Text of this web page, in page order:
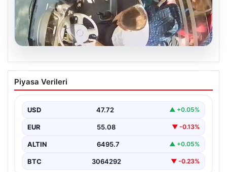
Otobüste Rahatsızlanan Yolcu Şoförün
Hızlı Müdahalesi ile Hastaneye
Trabzon'da halk otobüsünde aniden rahatsızlanan 76
Sinan…
Piyasa Verileri
USD 47.72 ▲ +0.05%
EUR 55.08 ▼ -0.13%
ALTIN 6495.7 ▲ +0.05%
BTC 3064292 ▼ -0.23%